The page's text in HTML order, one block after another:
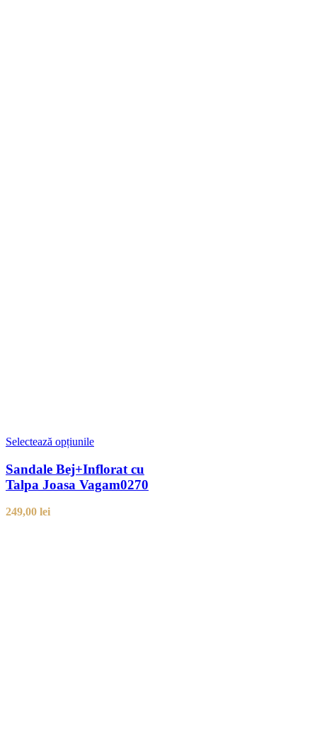
Selectează opțiunile
Sandale Bej+Inflorat cu
Talpa Joasa Vagam0270
249,00 lei